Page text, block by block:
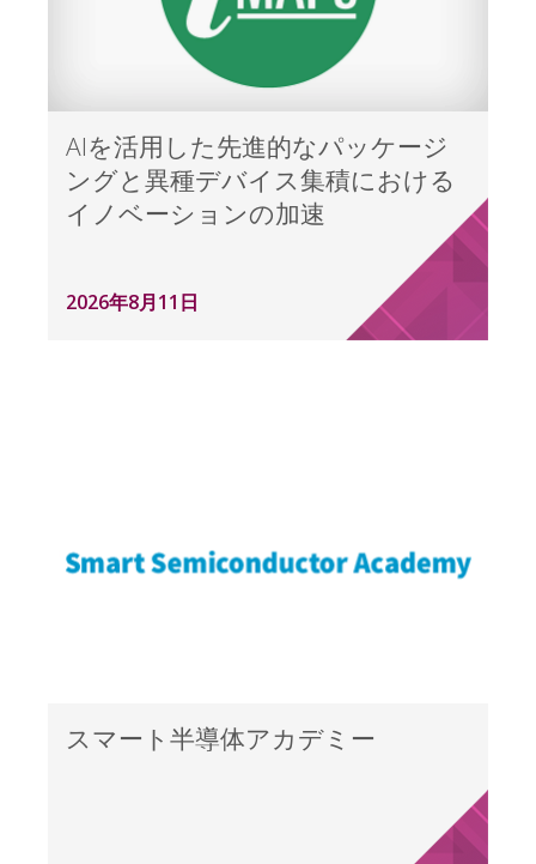
AIを活用した先進的なパッケージ
ングと異種デバイス集積における
イノベーションの加速
2026年8月11日
スマート半導体アカデミー